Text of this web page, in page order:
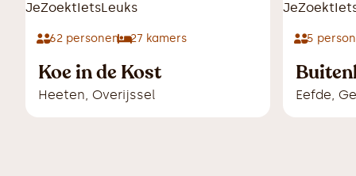
62 personen 27 kamers
Koe in de Kost
Heeten, Overijssel
5
Eefde,